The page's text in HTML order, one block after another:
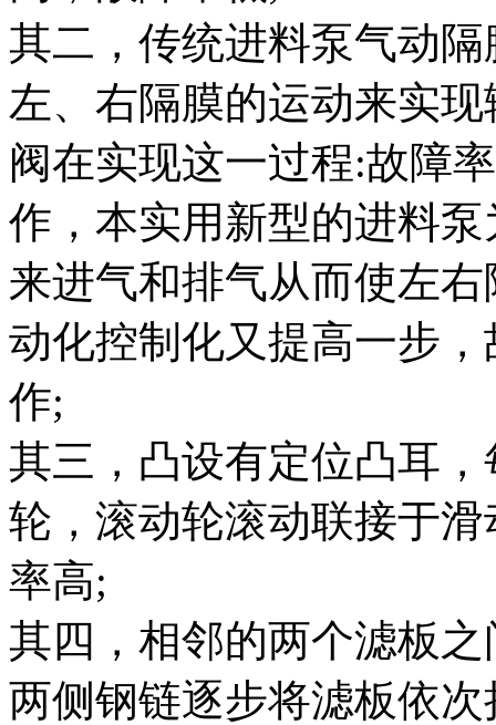
其二，传统进料泵气动
左、右隔膜的运动来实
阀在实现这一过程:故障
作，本实用新型的进料
来进气和排气从而使左
动化控制化又提高一步
作;
其三，凸设有定位凸耳
轮，滚动轮滚动联接于
率高;
其四，相邻的两个滤板
两侧钢链逐步将滤板依